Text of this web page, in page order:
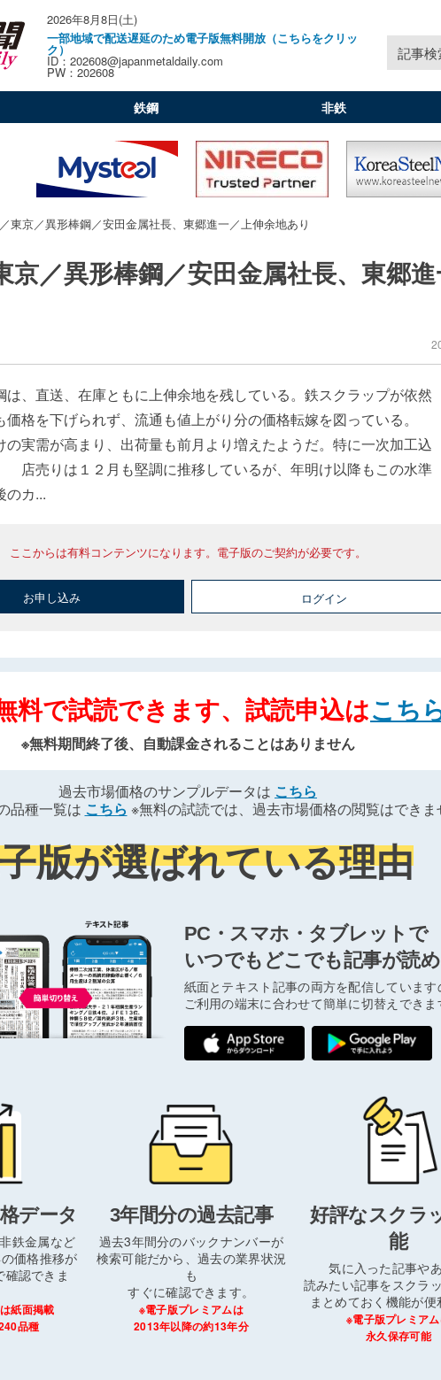
2026年8月8日(土)
一部地域で配送遅延のため電子版無料開放（こちらをクリッ
ク）
ID：202608@japanmetaldaily.com
PW：202608
記事検
鉄鋼 非鉄
東京／異形棒鋼／安田金属社長、東郷進一／上伸余地あり
京／異形棒鋼／安田金属社長、東郷
、直送、在庫ともに上伸余地を残している。鉄スクラップが依然
価格を下げられず、流通も値上がり分の価格転嫁を図っている。
の実需が高まり、出荷量も前月より増えたようだ。特に一次加工込
店売りは１２月も堅調に推移しているが、年明け以降もこの水準
のカ...
ここからは有料コンテンツになります。電子版のご契約が必要です。
お申し込み ログイン
料で試読できます、試読申込はこち
※無料期間終了後、自動課金されることはありません
過去市場価格のサンプルデータは こちら
品種一覧は こちら ※無料の試読では、過去市場価格の閲覧はできま
版が選ばれている理由
PC・スマホ・タブレットで
いつでもどこでも記事が読
紙面とテキスト記事の両方を配信しています
ご利用の端末に合わせて簡単に切替えできま
データ
鉄金属など
価格推移が
認できま
紙面掲載
品種
3年間分の過去記事
過去3年間分のバックナンバーが
検索可能だから、過去の業界状況
も
すぐに確認できます。
※電子版プレミアムは
2013年以降の約13年分
好評なスクラ
能
気に入った記事や
読みたい記事をスクラッ
まとめておく機能が便
※電子版プレミア
永久保存可能